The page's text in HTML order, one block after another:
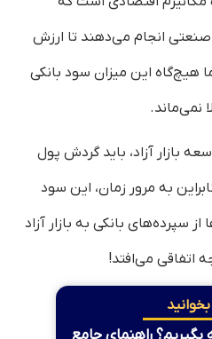
انجام می‌دهند تا ارزش
هیچ‌گاه این میزان سود بانکی
نمی‌ماند.
بازار آزاد، باید گردش پول
به مرور زمان، این سود
سپرده‌های بانکی به بازار آزاد
اتفاقی می‌افتد!